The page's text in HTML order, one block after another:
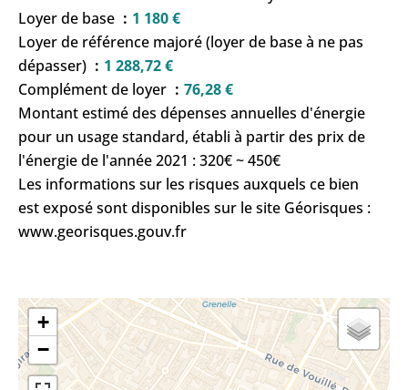
Loyer de base
1 180 €
Loyer de référence majoré (loyer de base à ne pas
dépasser)
1 288,72 €
Complément de loyer
76,28 €
Montant estimé des dépenses annuelles d'énergie
pour un usage standard, établi à partir des prix de
l'énergie de l'année 2021 : 320€ ~ 450€
Les informations sur les risques auxquels ce bien
est exposé sont disponibles sur le site Géorisques :
www.georisques.gouv.fr
+
−